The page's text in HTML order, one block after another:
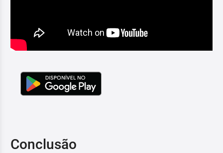
Conclusão